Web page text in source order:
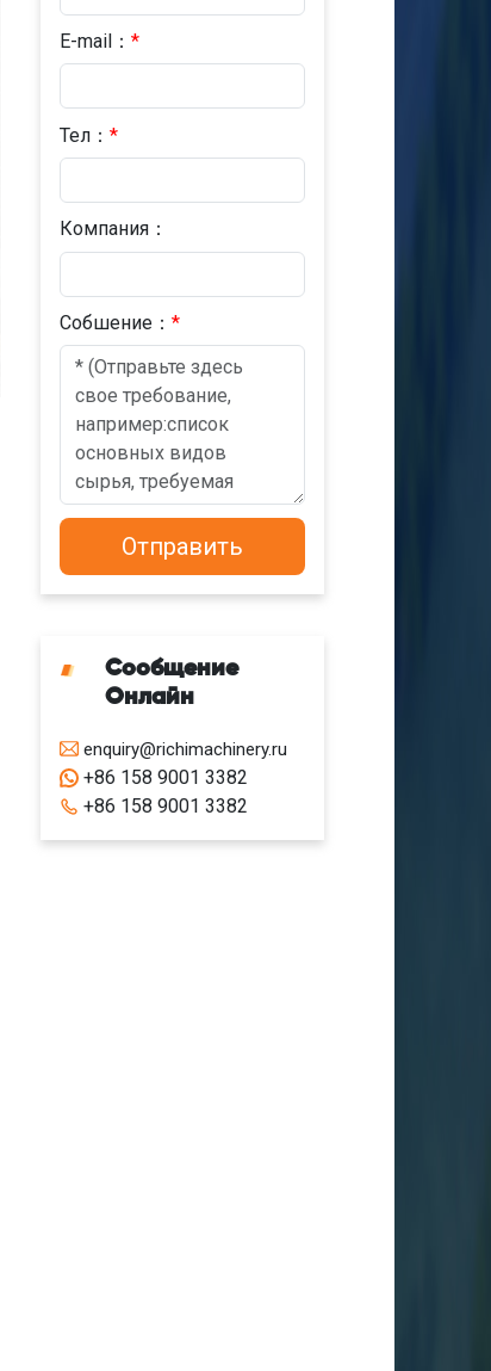
E-mail：*
Тел：*
Компания：
Cобшениe：*
Сообщение
Онлайн
enquiry@richimachinery.ru
+86 158 9001 3382
+86 158 9001 3382